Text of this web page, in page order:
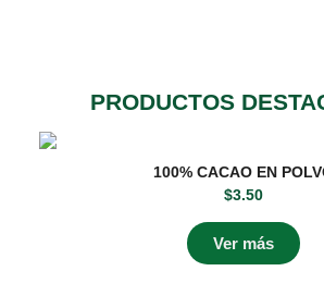
PRODUCTOS
100% CACAO EN
$3.50
Ver más